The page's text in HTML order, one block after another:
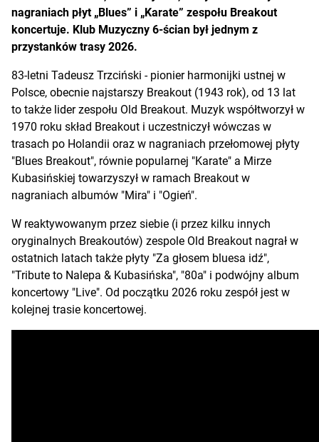
nagraniach płyt „Blues” i „Karate” zespołu Breakout
koncertuje. Klub Muzyczny 6-ścian był jednym z
przystanków trasy 2026.
83-letni Tadeusz Trzciński - pionier harmonijki ustnej w
Polsce, obecnie najstarszy Breakout (1943 rok), od 13 lat
to także lider zespołu Old Breakout. Muzyk współtworzył w
1970 roku skład Breakout i uczestniczył wówczas w
trasach po Holandii oraz w nagraniach przełomowej płyty
"Blues Breakout", równie popularnej "Karate" a Mirze
Kubasińskiej towarzyszył w ramach Breakout w
nagraniach albumów "Mira" i "Ogień".
W reaktywowanym przez siebie (i przez kilku innych
oryginalnych Breakoutów) zespole Old Breakout nagrał w
ostatnich latach także płyty "Za głosem bluesa idź",
"Tribute to Nalepa & Kubasińska", "80a" i podwójny album
koncertowy "Live". Od początku 2026 roku zespół jest w
kolejnej trasie koncertowej.